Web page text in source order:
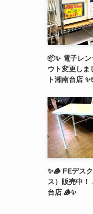
📦✨ 電子レ
ウト変更しま
ト湘南台店
✨🪵 FEデス
ス）販売中！
台店 🪵✨